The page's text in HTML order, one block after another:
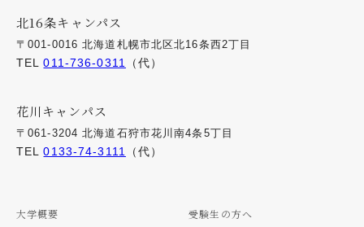
北16条キャンパス
〒001-0016 北海道札幌市北区北16条西2丁目
TEL011-736-0311 （代）
花川キャンパス
〒061-3204 北海道石狩市花川南4条5丁目
TEL0133-74-3111 （代）
大学概要
受験生の方へ